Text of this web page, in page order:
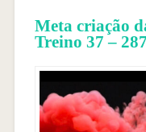
Meta criação
Treino 37 –